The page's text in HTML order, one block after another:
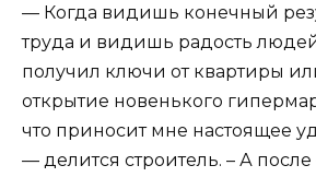
— Когда видишь конечный
труда и видишь радость людей,
получил ключи от квартиры
открытие новенького
что приносит мне настоящее
— делится строитель. – А